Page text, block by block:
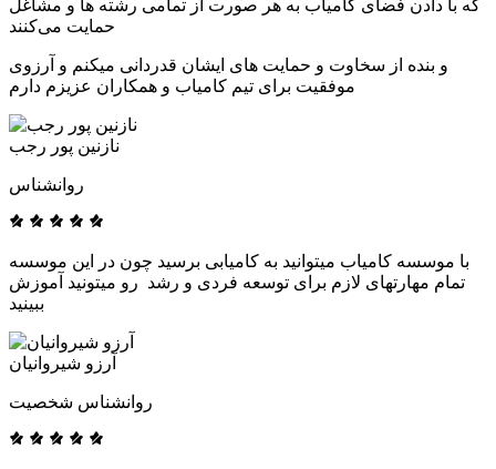
که با دادن فضای کامیاب به هر صورت از تمامی رشته ها و مشاغل
حمایت می‌کنند
و بنده از سخاوت و حمایت های ایشان قدردانی میکنم و آرزوی
موفقیت برای تیم کامیاب و همکاران عزیزم دارم
نازنین پور رجب
روانشناس
با موسسه کامیاب میتوانید به کامیابی برسید چون در این موسسه
تمام مهارتهای لازم برای توسعه فردی و رشد رو میتونید آموزش
ببینید
آرزو شیروانیان
روانشناس شخصیت